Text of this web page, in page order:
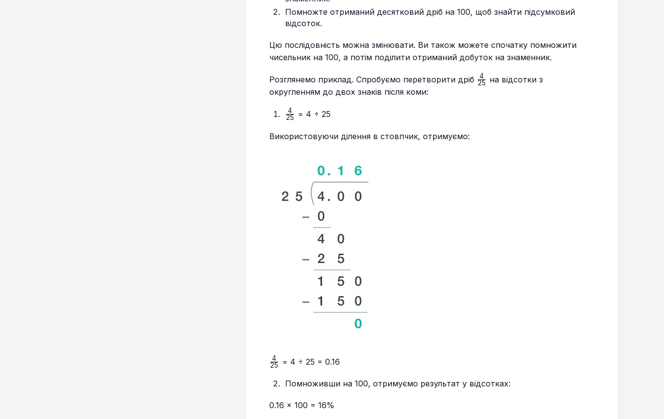
Помножте отриманий десятковий дріб на 100, щоб знайти підсумковий
відсоток.
Цю послідовність можна змінювати. Ви також можете спочатку помножити
чисельник на 100, а потім поділити отриманий добуток на знаменник.
Розглянемо приклад. Спробуємо перетворити дріб \frac{4}
25
4
на відсотки з
округленням до двох знаків після коми:
\frac{4}
25
4 = 4 ÷ 25
Використовуючи ділення в стовпчик, отримуємо:
\frac{4}
25
4 = 4 ÷ 25 = 0.16
Помноживши на 100, отримуємо результат у відсотках:
0.16 × 100 = 16%